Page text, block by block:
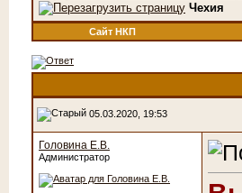
Чехия
Сайт НКП
05.03.2020, 19:53
Головина Е.В.
Администратор